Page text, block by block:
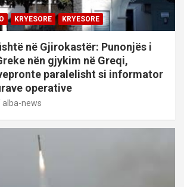
KRYESORE KRYESORE
në Gjirokastër: Punonjës i
nën gjykim në Greqi,
paralelisht si informator
operative
alba-news